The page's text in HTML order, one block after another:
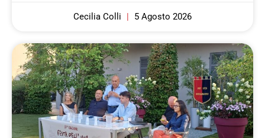
Cecilia Colli 5 Agosto 2026